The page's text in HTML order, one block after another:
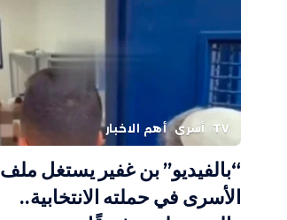
TV أسرى أهم الاخبار
“بالفيديو” بن غفير يستغل ملف
الأسرى في حملته الانتخابية..